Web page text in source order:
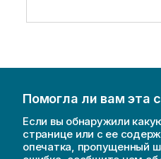
Помогла ли вам эта
Если вы обнаружили
странице или с ее
опечатка, пропущенный